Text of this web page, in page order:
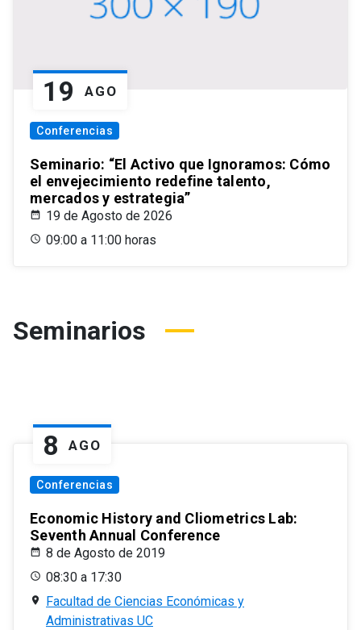
19 AGO
Conferencias
Seminario: “El Activo que Ignoramos: Cómo
el envejecimiento redefine talento,
mercados y estrategia”
19 de Agosto de 2026
09:00 a 11:00 horas
Seminarios
8 AGO
Conferencias
Economic History and Cliometrics Lab:
Seventh Annual Conference
8 de Agosto de 2019
08:30 a 17:30
Facultad de Ciencias Económicas y
Administrativas UC